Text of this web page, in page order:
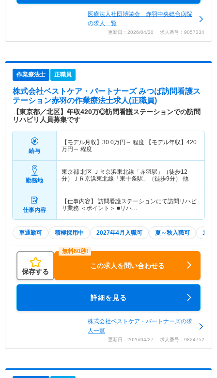
医療法人社団博栄会 赤羽中央総合病院
の求人一覧
更新日：2026/04/30 求人番号：9057334
作業療法士 正職員
株式会社ベストケア・パートナーズ みつば訪問看護ス
テーション赤羽の作業療法士求人(正職員)
【東京都／北区】年収420万◎訪問看護ステーションでの訪問
リハビリ人員募集です
給与
【モデル月収】 30.0万円～ 程度 【モデル年収】 420
万円～ 程度
勤務地
東京都 北区 ＪＲ京浜東北線「赤羽駅」（徒歩12
分）ＪＲ京浜東北線「東十条駅」（徒歩9分） 他
仕事内容
【仕事内容】 訪問看護ステーションにて訪問リハビ
リ業務 ＜ポイント＞ ■リハ…
車通勤可 積極採用中 2027年4月入職可 夏～秋入職可 1月
保存する
この求人を問い合わせる
詳細を見る
株式会社ベストケア・パートナーズの求
人一覧
更新日：2026/04/27 求人番号：9824752